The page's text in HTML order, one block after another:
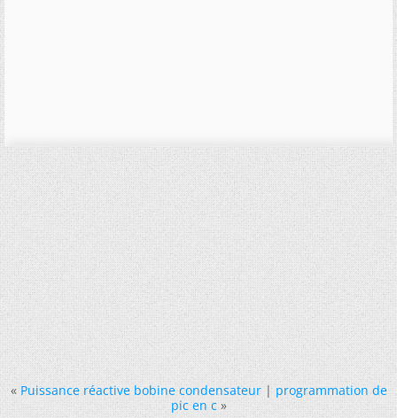
« Puissance réactive bobine condensateur|programmation de
pic en c »